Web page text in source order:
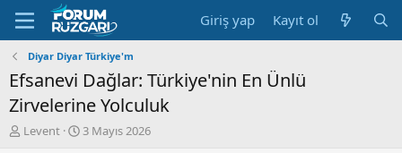
Giriş yap Kayıt ol
Diyar Diyar Türkiye'm
Efsanevi Dağlar: Türkiye'nin En Ünlü
Zirvelerine Yolculuk
KLevent
B
3 Mayıs 2026